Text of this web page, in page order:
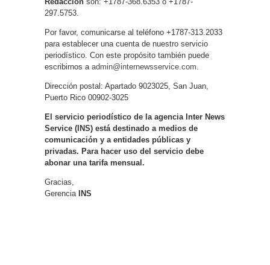
297.5753.
Por favor, comunicarse al teléfono +1787-313.2033
para establecer una cuenta de nuestro servicio
periodístico. Con este propósito también puede
escribirnos a admin@internewsservice.com.
Dirección postal: Apartado 9023025, San Juan,
Puerto Rico 00902-3025
El servicio periodístico de la agencia Inter News
Service (INS) está destinado a medios de
comunicación y a entidades públicas y
privadas. Para hacer uso del servicio debe
abonar una tarifa mensual.
Gracias,
Gerencia INS